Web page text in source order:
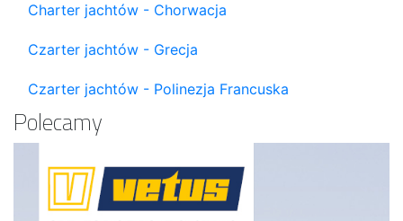
Charter jachtów - Chorwacja
Czarter jachtów - Grecja
Czarter jachtów - Polinezja Francuska
Polecamy